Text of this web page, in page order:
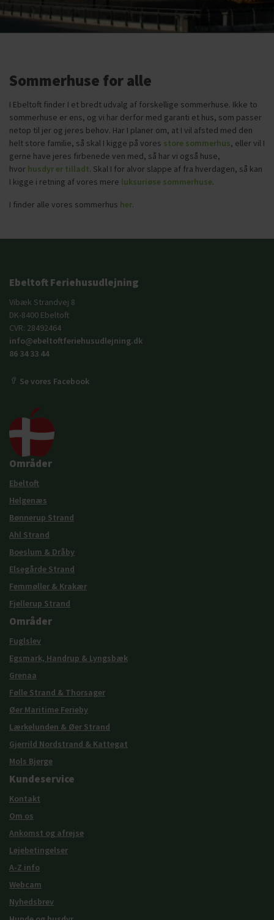
Sommerhuse for alle
I Ebeltoft finder I et bredt udvalg af forskellige sommerhuse. Ikke to
sommerhuse er ens, og vi har derfor med garanti et hus, som passer
netop til jer og jeres behov. Har I planer om, at I vil afsted med den
helt store familie, så skal I kigge på vores store sommerhus, eller vil I
gerne have jeres firbenede ven med, så har vi også huse,
hvor husdyr er tilladt. Skal I for alvor slappe af fra hverdagen, så kan
I kigge i retning af vores mere luksuriøse sommerhuse.
I finder alle vores sommerhus her.
Ebeltoft Feriehusudlejning
Vibæk Strandvej 8
DK-8400 Ebeltoft
CVR: 28492464
info@ebeltoftferiehusudlejning.dk
86 34 33 44
Se vores Facebook
Områder
Ebeltoft
Helgenæs
Bønnerup Strand
Ahl Strand
Boeslum & Dråby
Elsegårde Strand
Femmøller & Krakær
Fjellerup Strand
Områder
Fuglslev
Egsmark, Handrup & Lyngsbæk
Grenaa
Følle Strand & Thorsager
Øer Maritime Ferieby
Lærkelunden & Øer Strand
Gjerrild Nordstrand & Kattegat
Mols Bjerge
Kundeservice
Kontakt
Om os
Ankomst og afrejse
Lejebetingelser
A-Z info
Webcam
Nyhedsbrev